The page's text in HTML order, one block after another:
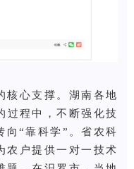
核心支撑。湖南各地
过程中，不断强化技
向“靠科学”。省农科
农户提供一对一技术